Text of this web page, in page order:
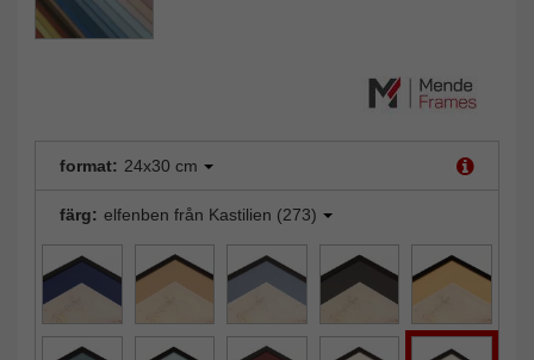
format: 24x30 cm
färg: elfenben från Kastilien (273)